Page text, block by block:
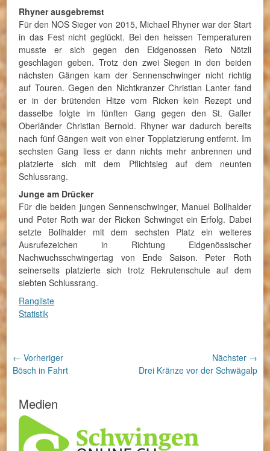
Rhyner ausgebremst
Für den NOS Sieger von 2015, Michael Rhyner war der Start
in das Fest nicht geglückt. Bei den heissen Temperaturen
musste er sich gegen den Eidgenossen Reto Nötzli
geschlagen geben. Trotz den zwei Siegen in den beiden
nächsten Gängen kam der Sennenschwinger nicht richtig
auf Touren. Gegen den Nichtkranzer Christian Lanter fand
er in der brütenden Hitze vom Ricken kein Rezept und
dasselbe folgte im fünften Gang gegen den St. Galler
Oberländer Christian Bernold. Rhyner war dadurch bereits
nach fünf Gängen weit von einer Topplatzierung entfernt. Im
sechsten Gang liess er dann nichts mehr anbrennen und
platzierte sich mit dem Pflichtsieg auf dem neunten
Schlussrang.
Junge am Drücker
Für die beiden jungen Sennenschwinger, Manuel Bollhalder
und Peter Roth war der Ricken Schwinget ein Erfolg. Dabei
setzte Bollhalder mit dem sechsten Platz ein weiteres
Ausrufezeichen in Richtung Eidgenössischer
Nachwuchsschwingertag von Ende Saison. Peter Roth
seinerseits platzierte sich trotz Rekrutenschule auf dem
siebten Schlussrang.
Rangliste
Statistik
Beitragsnavigation
← Vorheriger
Vorheriger
Bösch in Fahrt
Nächster →
Nächster
Drei Kränze vor der Schwägalp
Medien